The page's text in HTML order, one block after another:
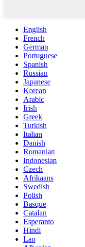
English
French
German
Portuguese
Spanish
Russian
Japanese
Korean
Arabic
Irish
Greek
Turkish
Italian
Danish
Romanian
Indonesian
Czech
Afrikaans
Swedish
Polish
Basque
Catalan
Esperanto
Hindi
Lao